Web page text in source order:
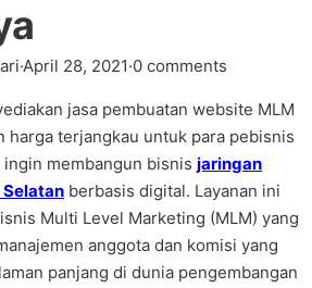
·April 28, 2021·0 comments
jasa pembuatan website MLM
harga terjangkau untuk para pebisnis
membangun bisnis jaringan
berbasis digital. Layanan ini
Multi Level Marketing (MLM) yang
anggota dan komisi yang
panjang di dunia pengembangan